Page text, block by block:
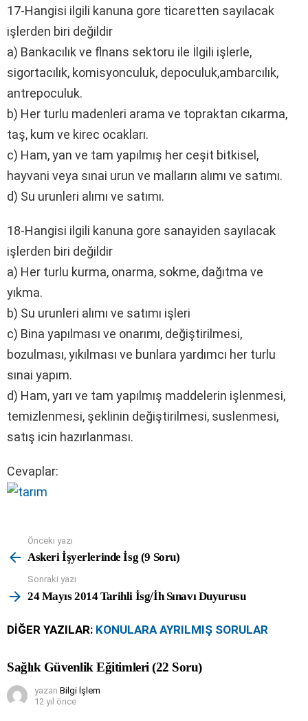
17-Hangisi ilgili kanuna gore ticaretten sayılacak
işlerden biri değildir
a) Bankacılık ve flnans sektoru ile İlgili işlerle,
sigortacılık, komisyonculuk, depoculuk,ambarcılık,
antrepoculuk.
b) Her turlu madenleri arama ve topraktan cıkarma,
taş, kum ve kirec ocakları.
c) Ham, yan ve tam yapılmış her ceşit bitkisel,
hayvani veya sınai urun ve malların alımı ve satımı.
d) Su urunleri alımı ve satımı.
18-Hangisi ilgili kanuna gore sanayiden sayılacak
işlerden biri değildir
a) Her turlu kurma, onarma, sokme, dağıtma ve
yıkma.
b) Su urunleri alımı ve satımı işleri
c) Bina yapılması ve onarımı, değiştirilmesi,
bozulması, yıkılması ve bunlara yardımcı her turlu
sınai yapım.
d) Ham, yarı ve tam yapılmış maddelerin işlenmesi,
temizlenmesi, şeklinin değiştirilmesi, suslenmesi,
satış icin hazırlanması.
Cevaplar:
more
Önceki yazı
Askeri İşyerlerinde İsg (9 Soru)
Sonraki yazı
24 Mayıs 2014 Tarihli İsg/İh Sınavı Duyurusu
DIĞER YAZILAR: KONULARA AYRILMIŞ SORULAR
Sağlık Güvenlik Eğitimleri (22 Soru)
yazan Bilgi İşlem
12 yıl önce